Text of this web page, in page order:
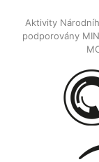
Aktivity
podporovány